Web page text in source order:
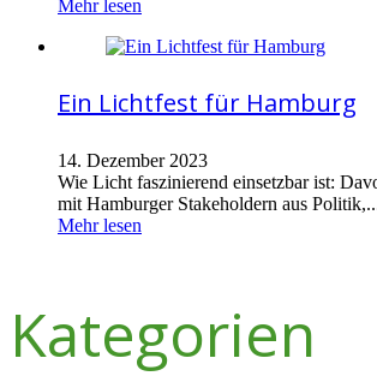
Mehr lesen
Ein Lichtfest für Hamburg
14. Dezember 2023
Wie Licht faszinierend einsetzbar ist:
mit Hamburger Stakeholdern aus
Mehr lesen
Kategorien